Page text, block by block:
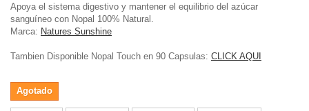
Apoya el sistema digestivo y mantener el equilibrio del azúcar
sanguíneo con Nopal 100% Natural.
Marca: Natures Sunshine
Tambien Disponible Nopal Touch en 90 Capsulas: CLICK AQUI
Agotado